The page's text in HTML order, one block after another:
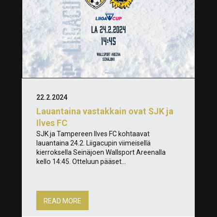
Lauantaina vastakkain ovat SJK ja
Ilves FC
22.2.2024
SJK ja Tampereen Ilves FC kohtaavat
lauantaina 24.2. Liigacupin viimeisellä
kierroksella Seinäjoen Wallsport Areenalla
kello 14:45. Otteluun pääset...
READ MORE